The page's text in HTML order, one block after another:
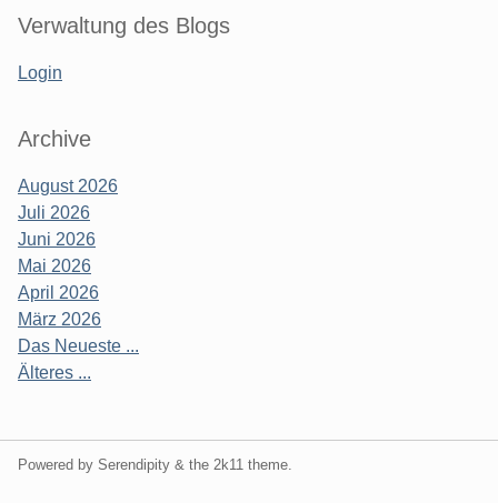
Verwaltung des Blogs
Login
Archive
August 2026
Juli 2026
Juni 2026
Mai 2026
April 2026
März 2026
Das Neueste ...
Älteres ...
Powered by Serendipity & the 2k11 theme.